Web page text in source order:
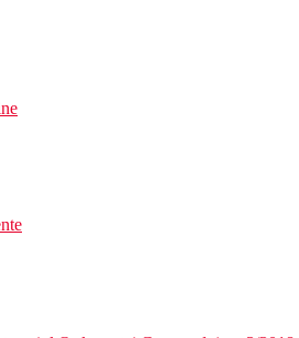
situata la aproximativ 250 m de hotel.
in zona hotelului.
cost
pe plaja.
sa platiti taxa turistica in functie de